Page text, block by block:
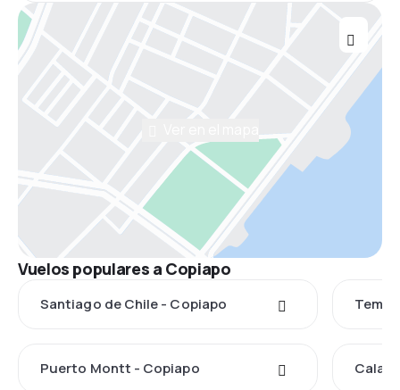
Vuelos populares a Copiapo
Santiago de Chile - Copiapo
Puerto Montt - Copiapo